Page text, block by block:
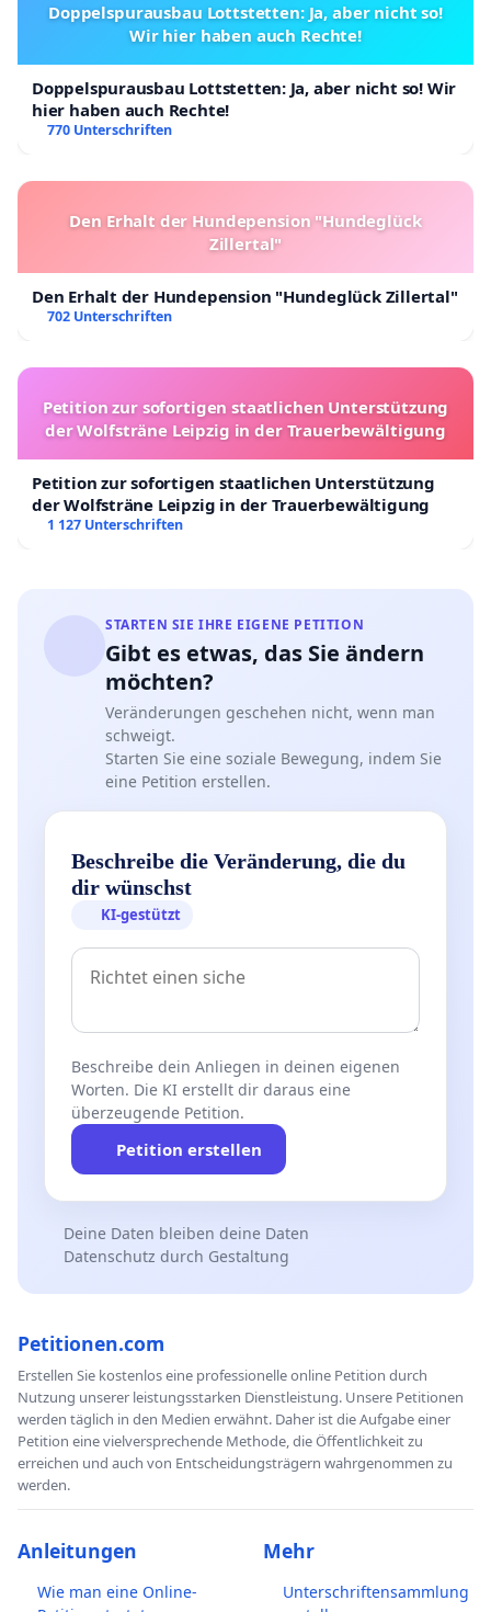
Doppelspurausbau Lottstetten: Ja, aber nicht so!
Wir hier haben auch Rechte!
Doppelspurausbau Lottstetten: Ja, aber nicht so! Wir
hier haben auch Rechte!
770 Unterschriften
Den Erhalt der Hundepension "Hundeglück
Zillertal"
Den Erhalt der Hundepension "Hundeglück Zillertal"
702 Unterschriften
Petition zur sofortigen staatlichen Unterstützung
der Wolfsträne Leipzig in der Trauerbewältigung
Petition zur sofortigen staatlichen Unterstützung
der Wolfsträne Leipzig in der Trauerbewältigung
1 127 Unterschriften
STARTEN SIE IHRE EIGENE PETITION
Gibt es etwas, das Sie ändern
möchten?
Veränderungen geschehen nicht, wenn man
schweigt.
Starten Sie eine soziale Bewegung, indem Sie
eine Petition erstellen.
Beschreibe die Veränderung, die du
dir wünschst
KI-gestützt
Beschreibe dein Anliegen in deinen eigenen
Worten. Die KI erstellt dir daraus eine
überzeugende Petition.
Petition erstellen
Deine Daten bleiben deine Daten
Datenschutz durch Gestaltung
Petitionen.com
Erstellen Sie kostenlos eine professionelle online Petition durch
Nutzung unserer leistungsstarken Dienstleistung. Unsere Petitionen
werden täglich in den Medien erwähnt. Daher ist die Aufgabe einer
Petition eine vielversprechende Methode, die Öffentlichkeit zu
erreichen und auch von Entscheidungsträgern wahrgenommen zu
werden.
Anleitungen
Wie man eine Online-
Mehr
Unterschriftensammlung